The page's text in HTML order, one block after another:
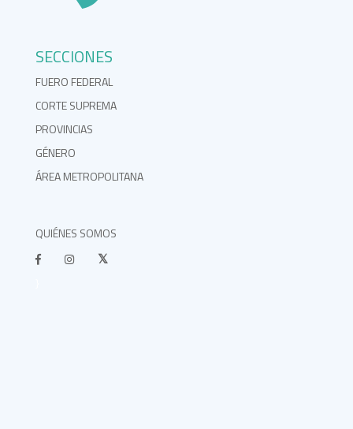
SECCIONES
FUERO FEDERAL
CORTE SUPREMA
PROVINCIAS
GÉNERO
ÁREA METROPOLITANA
QUIÉNES SOMOS